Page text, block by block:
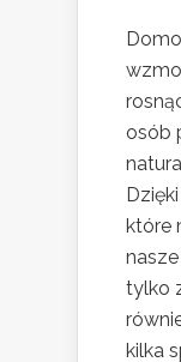
osób
które
tylko
kilka